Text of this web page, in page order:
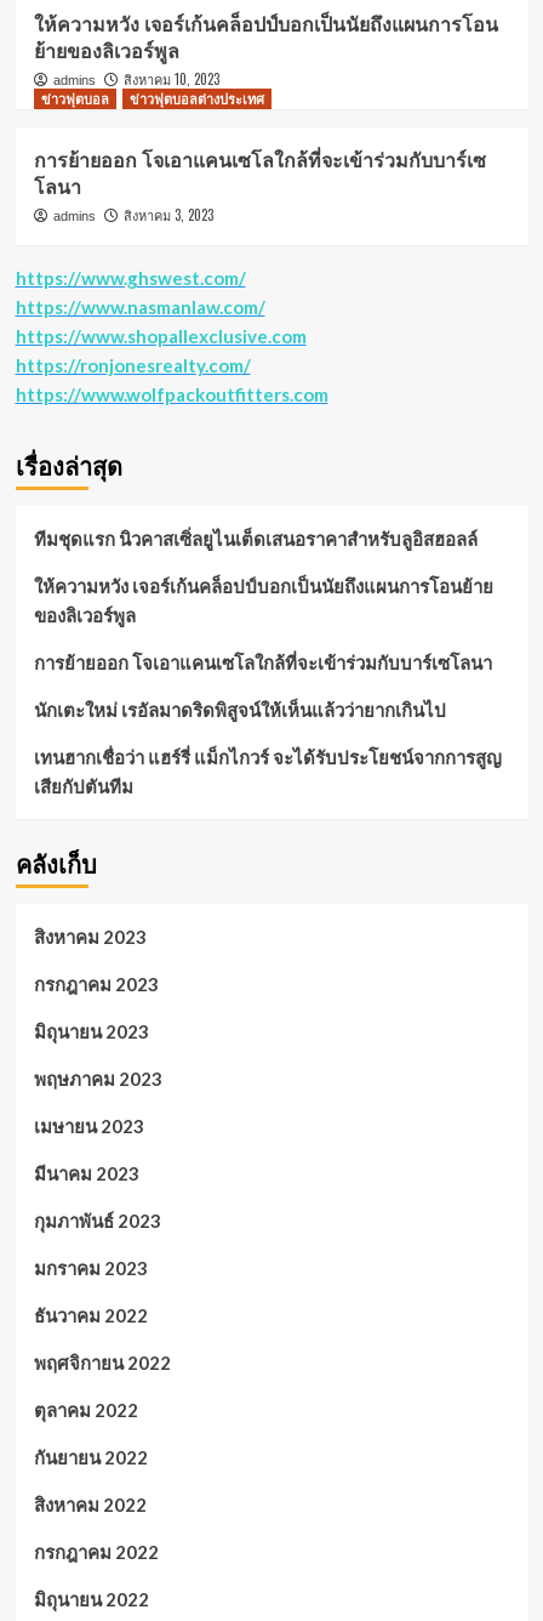
ให้ความหวัง เจอร์เก้นคล็อปป์บอกเป็นนัยถึงแผนการโอน
ย้ายของลิเวอร์พูล
admins
สิงหาคม 10, 2023
ข่าวฟุตบอล
ข่าวฟุตบอลต่างประเทศ
การย้ายออก โจเอาแคนเซโลใกล้ที่จะเข้าร่วมกับบาร์เซ
โลนา
admins สิงหาคม 3, 2023
https://www.ghswest.com/
https://www.nasmanlaw.com/
https://www.shopallexclusive.com
https://ronjonesrealty.com/
https://www.wolfpackoutfitters.com
เรื่องล่าสุด
ทีมชุดแรก นิวคาสเซิ่ลยูไนเต็ดเสนอราคาสำหรับลูอิสฮอลล์
ให้ความหวัง เจอร์เก้นคล็อปป์บอกเป็นนัยถึงแผนการโอนย้าย
ของลิเวอร์พูล
การย้ายออก โจเอาแคนเซโลใกล้ที่จะเข้าร่วมกับบาร์เซโลนา
นักเตะใหม่ เรอัลมาดริดพิสูจน์ให้เห็นแล้วว่ายากเกินไป
เทนฮากเชื่อว่า แฮร์รี่ แม็กไกวร์ จะได้รับประโยชน์จากการสูญ
เสียกัปตันทีม
คลังเก็บ
สิงหาคม 2023
กรกฎาคม 2023
มิถุนายน 2023
พฤษภาคม 2023
เมษายน 2023
มีนาคม 2023
กุมภาพันธ์ 2023
มกราคม 2023
ธันวาคม 2022
พฤศจิกายน 2022
ตุลาคม 2022
กันยายน 2022
สิงหาคม 2022
กรกฎาคม 2022
มิถุนายน 2022